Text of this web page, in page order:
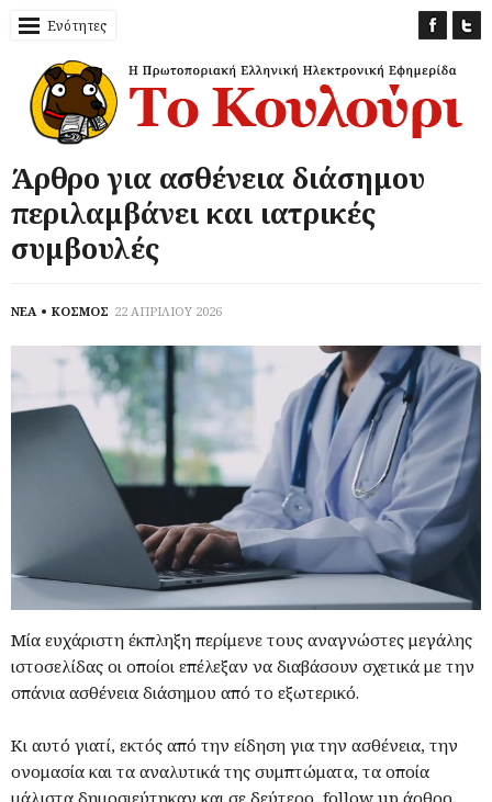
Ενότητες
Άρθρο για ασθένεια διάσημου
περιλαμβάνει και ιατρικές
συμβουλές
ΝΕΑ ΚΟΣΜΟΣ 22 ΑΠΡΙΛΙΟΥ 2026
Μία ευχάριστη έκπληξη περίμενε τους αναγνώστες μεγάλης
ιστοσελίδας οι οποίοι επέλεξαν να διαβάσουν σχετικά με την
σπάνια ασθένεια διάσημου από το εξωτερικό.
Κι αυτό γιατί, εκτός από την είδηση για την ασθένεια, την
ονομασία και τα αναλυτικά της συμπτώματα, τα οποία
μάλιστα δημοσιεύτηκαν και σε δεύτερο, follow up άρθρο,